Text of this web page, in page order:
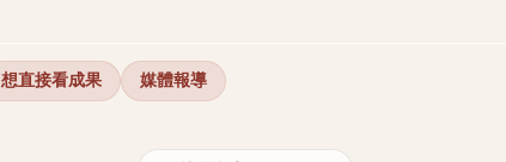
想直接看成果 媒體報導